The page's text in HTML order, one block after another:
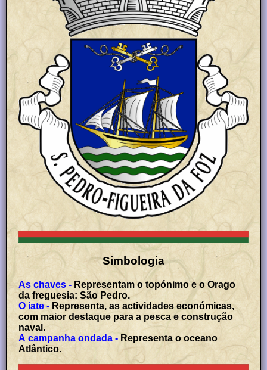
Simbologia
As chaves - Representam o topónimo e o Orago
da freguesia: São Pedro.
O iate - Representa, as actividades económicas,
com maior destaque para a pesca e construção
naval.
A campanha ondada - Representa o oceano
Atlântico.